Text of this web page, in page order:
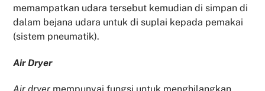
memampatkan udara tersebut kemudian di simpan di
dalam bejana udara untuk di suplai kepada pemakai
(sistem pneumatik).
Air Dryer